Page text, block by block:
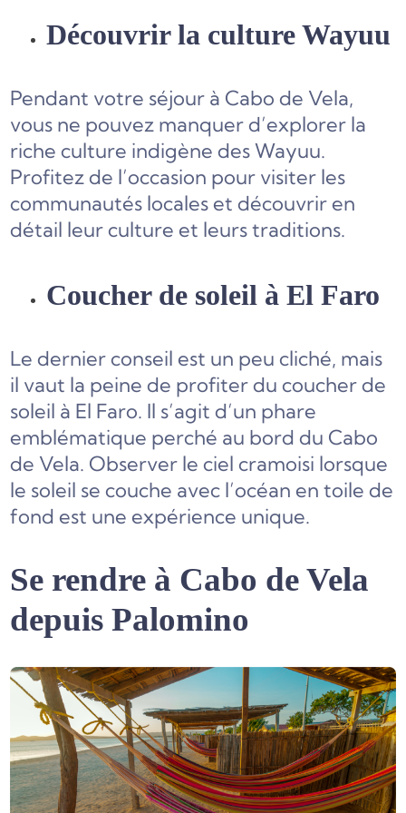
Découvrir la culture Wayuu
Pendant votre séjour à Cabo de Vela,
vous ne pouvez manquer d’explorer la
riche culture indigène des Wayuu.
Profitez de l’occasion pour visiter les
communautés locales et découvrir en
détail leur culture et leurs traditions.
Coucher de soleil à El Faro
Le dernier conseil est un peu cliché, mais
il vaut la peine de profiter du coucher de
soleil à El Faro. Il s’agit d’un phare
emblématique perché au bord du Cabo
de Vela. Observer le ciel cramoisi lorsque
le soleil se couche avec l’océan en toile de
fond est une expérience unique.
Se rendre à Cabo de Vela
depuis Palomino